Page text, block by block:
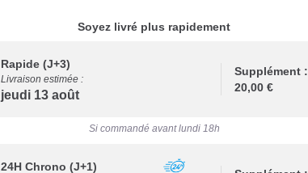
Soyez livré plus rapidement
Rapide (J+3)
Livraison estimée :
jeudi 13 août
Supplément :
20,00 €
Si commandé avant lundi 18h
24H Chrono (J+1)